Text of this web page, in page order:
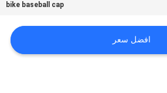
bike baseball cap
افضل سعر